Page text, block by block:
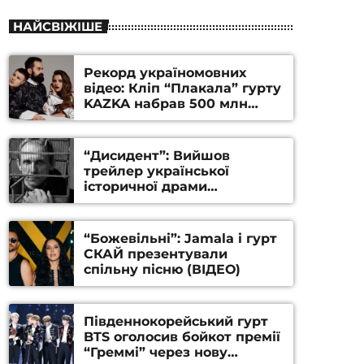
НАЙСВІЖІШЕ
Рекорд україномовних
відео: Кліп “Плакала” гурту
KAZKA набрав 500 млн
переглядів на YouTube
“Дисидент”: Вийшов
трейлер української
історичної драми
Станіслава Гуренка та
Андрія Алфьорова (ВІДЕО)
“Божевільні”: Jamala і гурт
СКАЙ презентували
спільну пісню (ВІДЕО)
Південнокорейський гурт
BTS оголосив бойкот премії
“Греммі” через нову